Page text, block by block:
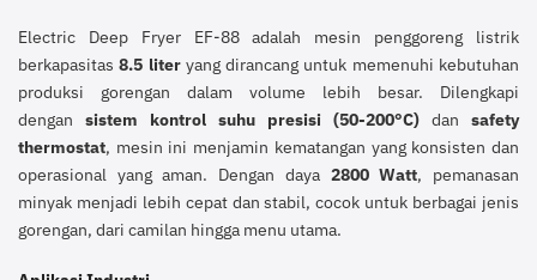
Electric Deep Fryer EF-88 adalah mesin penggoreng listrik
berkapasitas8.5 literyang dirancang untuk memenuhi kebutuhan
produksi gorengan dalam volume lebih besar. Dilengkapi
dengan sistem kontrol suhu presisi (50-200°C) dan safety
thermostat, mesin ini menjamin kematangan yang konsisten dan
operasional yang aman. Dengan daya 2800 Watt, pemanasan
minyak menjadi lebih cepat dan stabil, cocok untuk berbagai jenis
gorengan, dari camilan hingga menu utama.